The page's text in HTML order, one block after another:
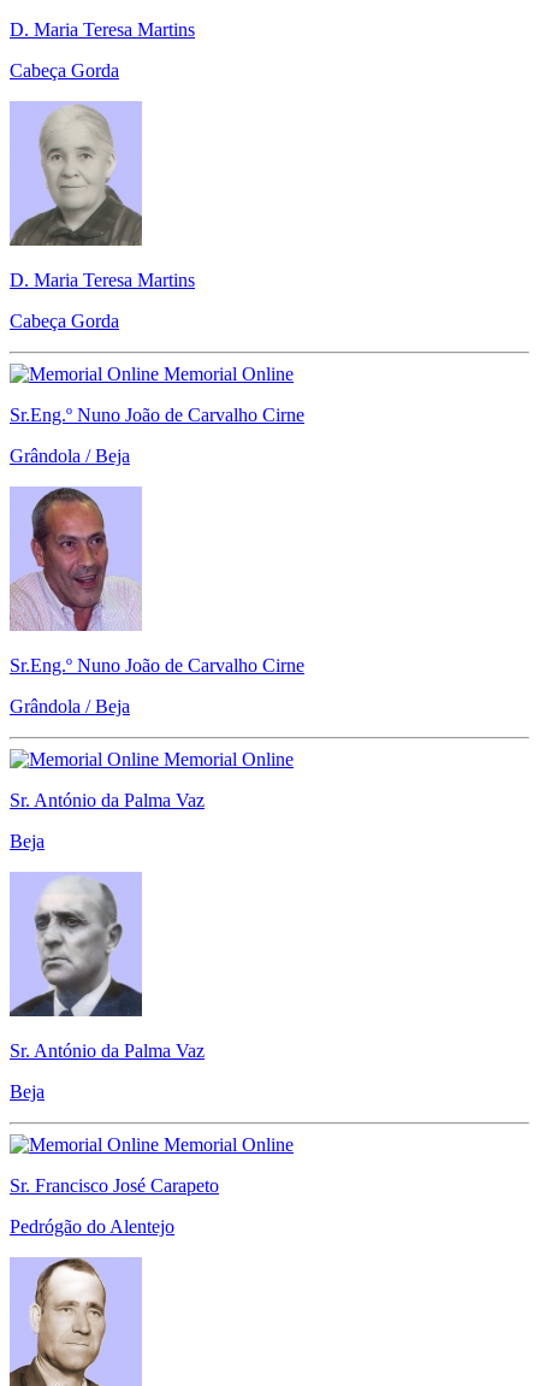
D. Maria Teresa Martins
Cabeça Gorda
D. Maria Teresa Martins
Cabeça Gorda
Memorial Online
Sr.Eng.º Nuno João de Carvalho Cirne
Grândola / Beja
Sr.Eng.º Nuno João de Carvalho Cirne
Grândola / Beja
Memorial Online
Sr. António da Palma Vaz
Beja
Sr. António da Palma Vaz
Beja
Memorial Online
Sr. Francisco José Carapeto
Pedrógão do Alentejo